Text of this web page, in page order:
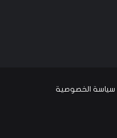
سياسة الخصوصية